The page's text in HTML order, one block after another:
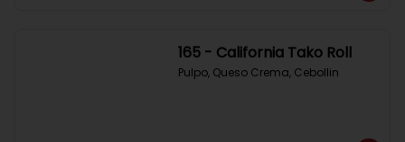
165 - California Tako Roll
Pulpo, Queso Crema, Cebollin